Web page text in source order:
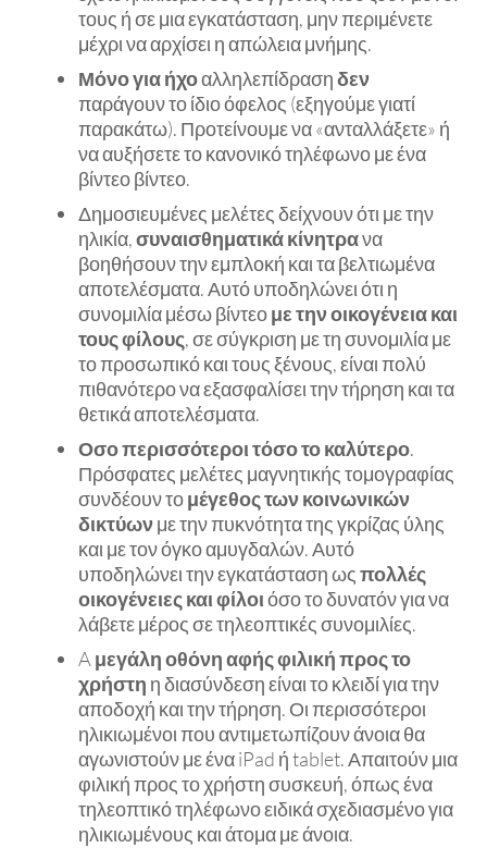
τους ή σε μια εγκατάσταση, μην περιμένετε
μέχρι να αρχίσει η απώλεια μνήμης.
Μόνο για ήχοαλληλεπίδρασηδεν
παράγουν το ίδιο όφελος (εξηγούμε γιατί
παρακάτω). Προτείνουμε να «ανταλλάξετε» ή
να αυξήσετε το κανονικό τηλέφωνο με ένα
βίντεο βίντεο.
Δημοσιευμένες μελέτες δείχνουν ότι με την
ηλικία,συναισθηματικά κίνητρανα
βοηθήσουν την εμπλοκή και τα βελτιωμένα
αποτελέσματα. Αυτό υποδηλώνει ότι η
συνομιλία μέσω βίντεομε την οικογένεια και
τους φίλους, σε σύγκριση με τη συνομιλία με
το προσωπικό και τους ξένους, είναι πολύ
πιθανότερο να εξασφαλίσει την τήρηση και τα
θετικά αποτελέσματα.
Οσο περισσότεροι τόσο το καλύτερο.
Πρόσφατες μελέτες μαγνητικής τομογραφίας
συνδέουν τομέγεθος των κοινωνικών
δικτύωνμε την πυκνότητα της γκρίζας ύλης
και με τον όγκο αμυγδαλών. Αυτό
υποδηλώνει την εγκατάσταση ωςπολλές
οικογένειες και φίλοιόσο το δυνατόν για να
λάβετε μέρος σε τηλεοπτικές συνομιλίες.
A μεγάλη οθόνη αφήςφιλική προς το
χρήστη η διασύνδεση είναι το κλειδί για την
αποδοχή και την τήρηση. Οι περισσότεροι
ηλικιωμένοι που αντιμετωπίζουν άνοια θα
αγωνιστούν με ένα iPad ή tablet. Απαιτούν μια
φιλική προς το χρήστη συσκευή, όπως ένα
τηλεοπτικό τηλέφωνο ειδικά σχεδιασμένο για
ηλικιωμένους και άτομα με άνοια.